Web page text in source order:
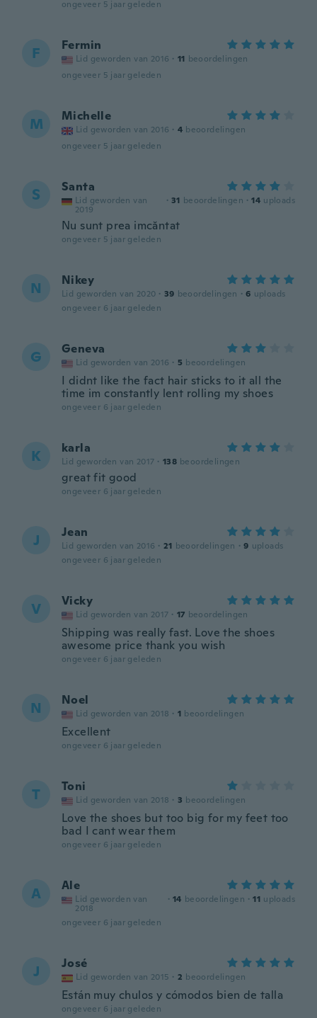
ongeveer 5 jaar geleden
F Fermin
Lid geworden van 2016 · 11 beoordelingen
ongeveer 5 jaar geleden
M Michelle
Lid geworden van 2016 · 4 beoordelingen
ongeveer 5 jaar geleden
S Santa
Lid geworden van
2019
· 31 beoordelingen · 14 uploads
Nu sunt prea imcăntat
ongeveer 5 jaar geleden
N Nikey
Lid geworden van 2020 · 39 beoordelingen · 6 uploads
ongeveer 6 jaar geleden
G Geneva
Lid geworden van 2016 · 5 beoordelingen
I didnt like the fact hair sticks to it all the
time im constantly lent rolling my shoes
ongeveer 6 jaar geleden
K karla
Lid geworden van 2017 · 138 beoordelingen
great fit good
ongeveer 6 jaar geleden
J Jean
Lid geworden van 2016 · 21 beoordelingen · 9 uploads
ongeveer 6 jaar geleden
V Vicky
Lid geworden van 2017 · 17 beoordelingen
Shipping was really fast. Love the shoes
awesome price thank you wish
ongeveer 6 jaar geleden
N Noel
Lid geworden van 2018 · 1 beoordelingen
Excellent
ongeveer 6 jaar geleden
T Toni
Lid geworden van 2018 · 3 beoordelingen
Love the shoes but too big for my feet too
bad I cant wear them
ongeveer 6 jaar geleden
A Ale
Lid geworden van
2018
· 14 beoordelingen · 11 uploads
ongeveer 6 jaar geleden
J José
Lid geworden van 2015 · 2 beoordelingen
Están muy chulos y cómodos bien de talla
ongeveer 6 jaar geleden